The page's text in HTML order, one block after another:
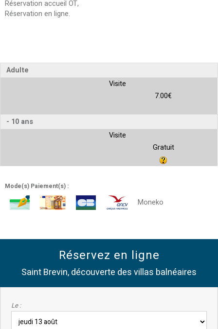
Réservation accueil OT
Réservation en ligne
Adulte
Visite
7.00€
- 10 ans
Visite
Gratuit
Mode(s) Paiement(s) :
Moneko
Réservez en ligne
Saint Brevin, découverte des villas balnéaires
Le :